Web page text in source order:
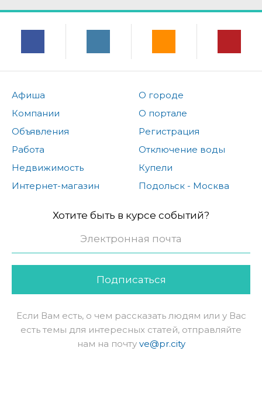
Афиша
Компании
Объявления
Работа
Недвижимость
Интернет-магазин
О городе
О портале
Регистрация
Отключение воды
Купели
Подольск - Москва
Хотите быть в курсе событий?
Подписаться
Если Вам есть, о чем рассказать людям или у Вас
есть темы для интересных статей, отправляйте
нам на почту ve@pr.city